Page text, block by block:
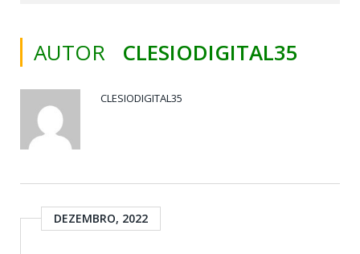
AUTOR CLESIODIGITAL35
CLESIODIGITAL35
DEZEMBRO, 2022